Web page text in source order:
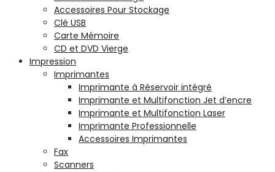
Accessoires Pour Stockage
Clé USB
Carte Mémoire
CD et DVD Vierge
Impression
Imprimantes
Imprimante à Réservoir intégré
Imprimante et Multifonction Jet d’encre
Imprimante et Multifonction Laser
Imprimante Professionnelle
Accessoires Imprimantes
Fax
Scanners